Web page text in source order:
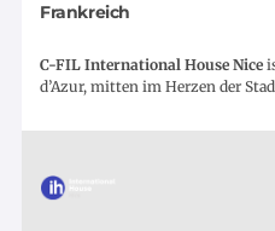
Frankreich
C-FIL International House Nice
d’Azur, mitten im Herzen der